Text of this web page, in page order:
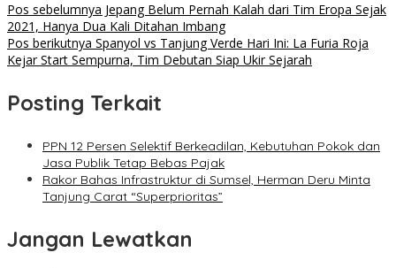
Pos sebelumnya Jepang Belum Pernah Kalah dari Tim Eropa Sejak
2021, Hanya Dua Kali Ditahan Imbang
Pos berikutnya Spanyol vs Tanjung Verde Hari Ini: La Furia Roja
Kejar Start Sempurna, Tim Debutan Siap Ukir Sejarah
Posting Terkait
PPN 12 Persen Selektif Berkeadilan, Kebutuhan Pokok dan
Jasa Publik Tetap Bebas Pajak
Rakor Bahas Infrastruktur di Sumsel, Herman Deru Minta
Tanjung Carat “Superprioritas”
Jangan Lewatkan